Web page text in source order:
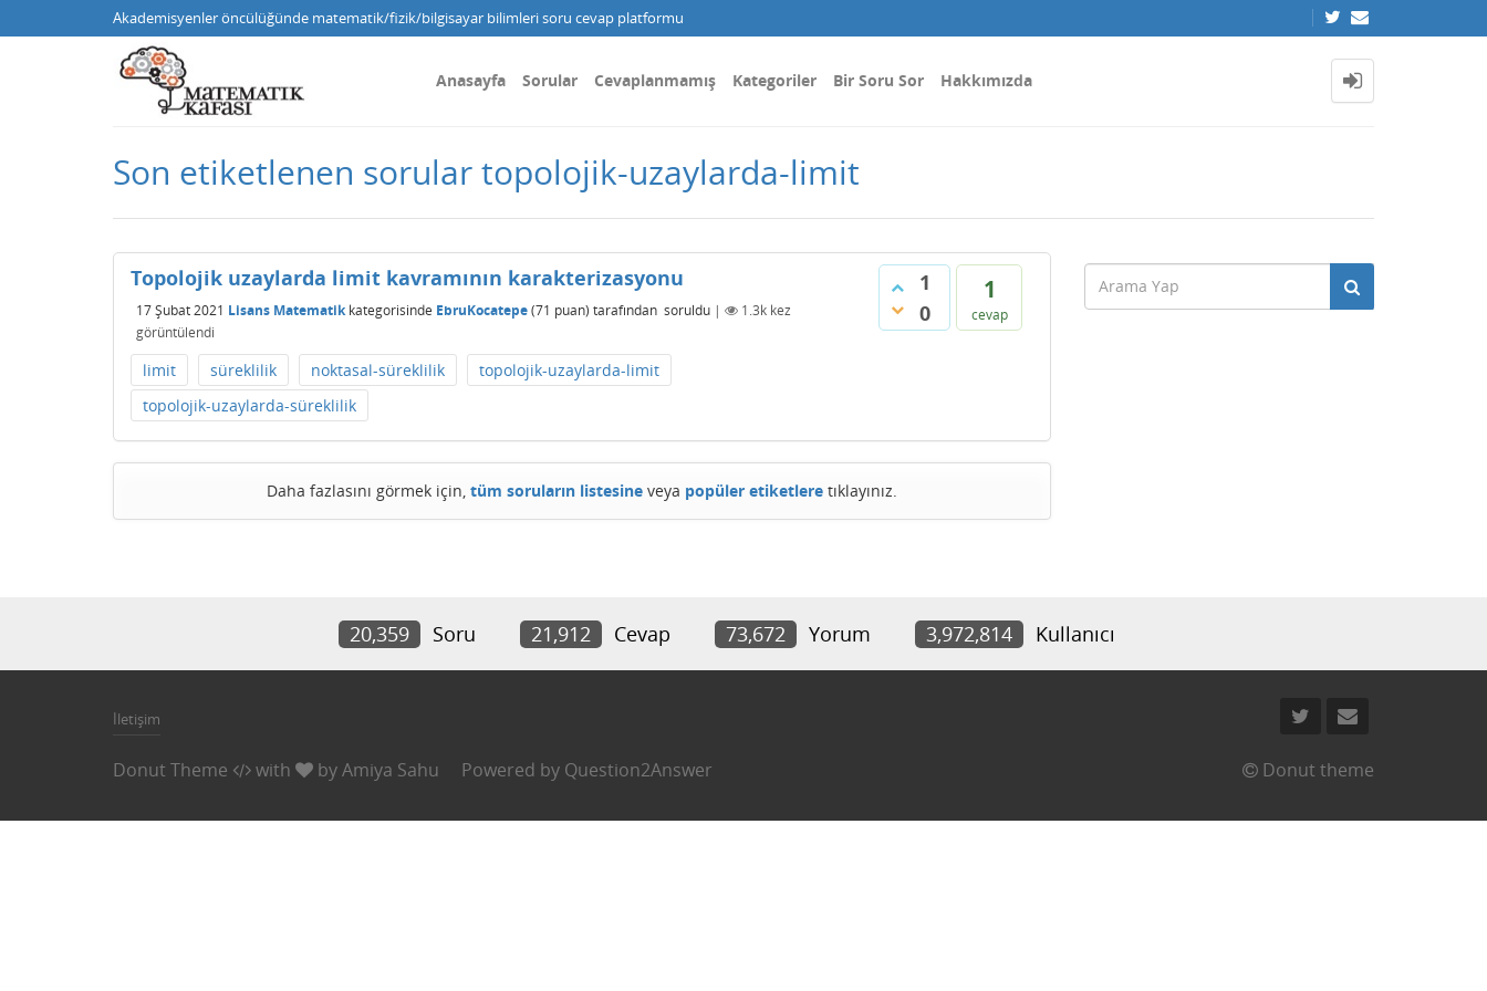
Akademisyenler öncülüğünde matematik/fizik/bilgisayar bilimleri soru cevap platformu
Anasayfa Sorular Cevaplanmamış Kategoriler Bir Soru Sor Hakkımızda
Son etiketlenen sorular topolojik-uzaylarda-limit
1
0
1
cevap
Topolojik uzaylarda limit kavramının karakterizasyonu
17 Şubat 2021 Lisans Matematikkategorisinde EbruKocatepe(71 puan) tarafından soruldu | 1.3k kez
görüntülendi
limit süreklilik noktasal-süreklilik
topolojik-uzaylarda-limit
topolojik-uzaylarda-süreklilik
Daha fazlasını görmek için, tüm soruların listesineveya popüler etiketleretıklayınız.
20,359 Soru 21,912 Cevap 73,672 Yorum 3,972,814 Kullanıcı
İletişim
Donut Theme with byAmiya Sahu Powered by Question2Answer Donut theme